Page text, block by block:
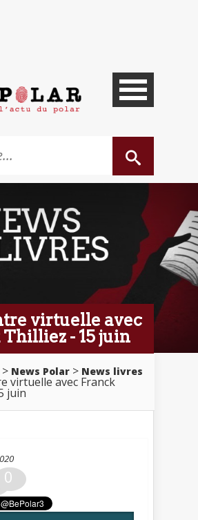
virtuelle avec
- 15 juin
> News Polar > News livres
virtuelle avec Franck
juin
0